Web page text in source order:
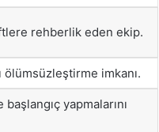
rehberlik eden ekip.
ölümsüzleştirme imkanı.
yapmalarını